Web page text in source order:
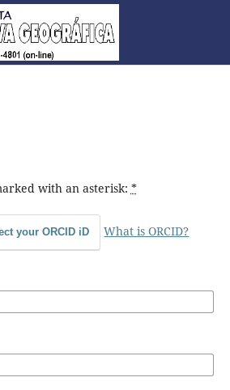
with an asterisk: *
your ORCID iD What is ORCID?